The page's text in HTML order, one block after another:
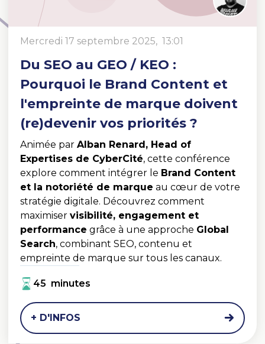
mercredi 17 septembre 2025, 13:01
Du SEO au GEO / KEO :
Pourquoi le Brand Content et
l'empreinte de marque doivent
(re)devenir vos priorités ?
Animée parAlban Renard, Head of
Expertises de CyberCité, cette conférence
explore comment intégrer le Brand Content
et la notoriété de marque au cœur de votre
stratégie digitale. Découvrez comment
maximiservisibilité, engagement et
performance grâce à une approche Global
Search, combinant SEO, contenu et
empreinte de marque sur tous les canaux.
45 minutes
+ D'INFOS